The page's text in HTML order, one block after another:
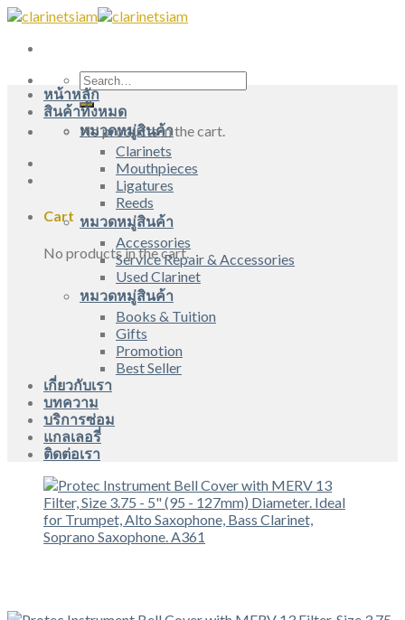
Skip
content
Search
for:
No products in the cart.
Cart
No products in the cart.
หน้าหลัก
สินค้าทั้งหมด
หมวดหมู่สินค้า
Clarinets
Mouthpieces
Ligatures
Reeds
หมวดหมู่สินค้า
Accessories
Service Repair & Accessories
Used Clarinet
หมวดหมู่สินค้า
Books & Tuition
Gifts
Promotion
Best Seller
เกี่ยวกับเรา
บทความ
บริการซ่อม
แกลเลอรี่
ติดต่อเรา